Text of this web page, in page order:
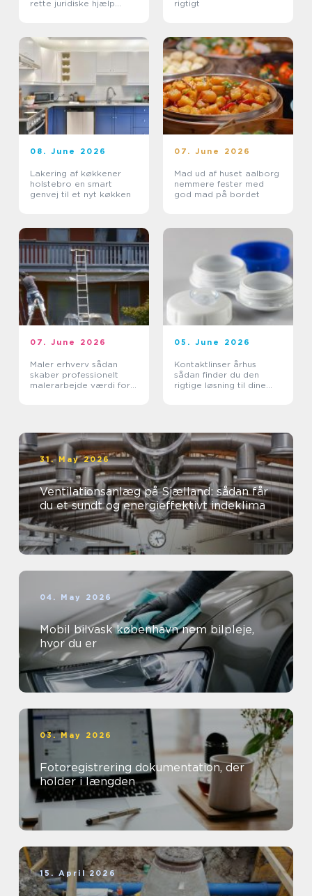
rette juridiske hjælp
rigtigt
08. June 2026
Lakering af køkkener
holstebro en smart
genvej til et nyt køkken
07. June 2026
Mad ud af huset aalborg
nemmere fester med
god mad på bordet
07. June 2026
Maler erhverv sådan
skaber professionelt
malerarbejde værdi for
05. June 2026
Kontaktlinser århus
sådan finder du den
rigtige løsning til dine
31. May 2026
Ventilationsanlæg på Sjælland: sådan får
du et sundt og energieffektivt indeklima
04. May 2026
Mobil bilvask københavn nem bilpleje,
hvor du er
03. May 2026
Fotoregistrering dokumentation, der
holder i længden
15. April 2026